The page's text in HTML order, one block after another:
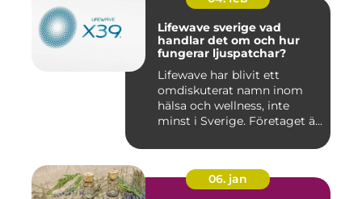
Lifewave sverige vad
handlar det om och hur
fungerar ljuspatchar?
Lifewave har blivit ett
omdiskuterat namn inom
hälsa och wellness, inte
minst i Sverige. Företaget ä...
06. jan